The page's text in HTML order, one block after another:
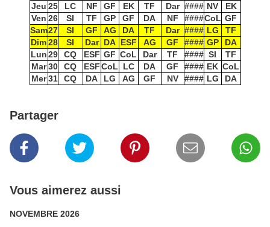
Jeu 25 LC NF GF EK TF Dar #### NV
EK
Ven 26 SI TF GP GF DA NF ####CoL GF
Sam27 SI GF AG DA TF Dar #### LG
TF
Dim28 SI Dar DA ESF AG GF #### GP
DA
Lun29 CQ ESF GF CoL Dar TF #### SI
TF
Mar 30 CQ ESFCoL LC DA GF #### EK CoL
Mer 31 CQ DA LG AG GF NV #### LG DA
Partager
Vous aimerez aussi
NOVEMBRE 2026